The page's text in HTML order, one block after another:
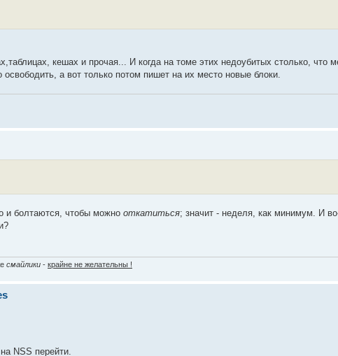
кешах и прочая... И когда на томе этих недоубитых столько, что
а вот только потом пишет на их место новые блоки.
и болтаются, чтобы можно откатиться; значит - неделя, как минимум. И
смайлики - крайне не желательны !
NSS перейти.